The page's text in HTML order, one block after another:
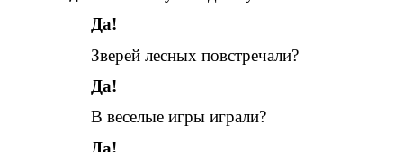
Да!
Зверей лесных повстречали?
Да!
В веселые игры играли?
Да!